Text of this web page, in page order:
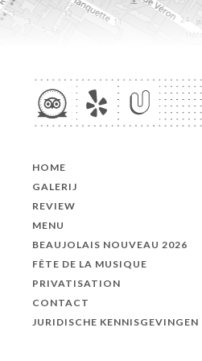
HOME
GALERIJ
REVIEW
MENU
BEAUJOLAIS NOUVEAU 2026
FÊTE DE LA MUSIQUE
PRIVATISATION
CONTACT
JURIDISCHE KENNISGEVINGEN